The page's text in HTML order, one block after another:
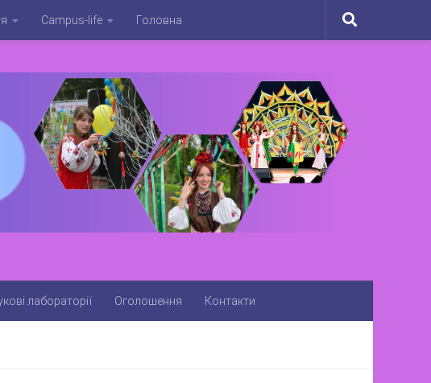
Campus-life Головна
лабораторії Оголошення Контакти